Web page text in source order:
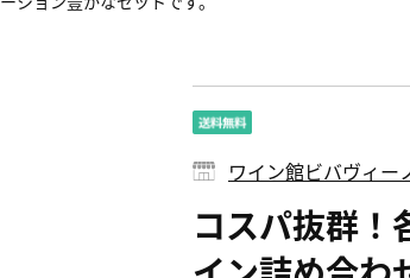
ワイン館ビバヴィー
コスパ抜群！